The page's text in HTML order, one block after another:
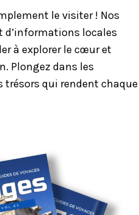
le visiter ! Nos
d’informations locales
à explorer le cœur et
Plongez dans les
trésors qui rendent chaque